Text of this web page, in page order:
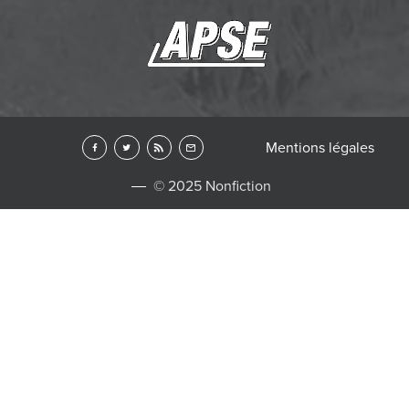
© 2025 Nonfiction
Mentions légales